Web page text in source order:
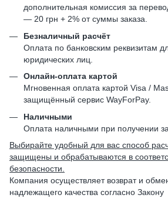
дополнительная комиссия за
— 20 грн + 2% от суммы заказа.
Безналичный расчёт
Оплата по банковским реквизитам
юридических лиц.
Онлайн-оплата картой
Мгновенная оплата картой Visa /
защищённый сервис WayForPay.
Наличными
Оплата наличными при получении
Выбирайте удобный для вас способ
защищены и обрабатываются в
безопасности.
Компания осуществляет возврат и
надлежащего качества согласно Закону